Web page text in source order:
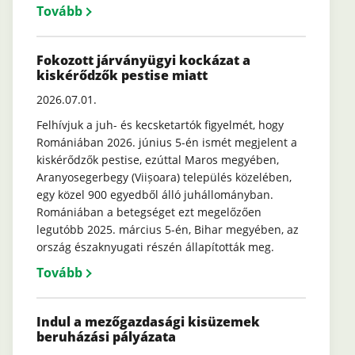
Tovább
Fokozott járványügyi kockázat a
kiskérődzők pestise miatt
2026.07.01.
Felhívjuk a juh- és kecsketartók figyelmét, hogy
Romániában 2026. június 5-én ismét megjelent a
kiskérődzők pestise, ezúttal Maros megyében,
Aranyosegerbegy (Viișoara) település közelében,
egy közel 900 egyedből álló juhállományban.
Romániában a betegséget ezt megelőzően
legutóbb 2025. március 5-én, Bihar megyében, az
ország északnyugati részén állapították meg.
Tovább
Indul a mezőgazdasági kisüzemek
beruházási pályázata